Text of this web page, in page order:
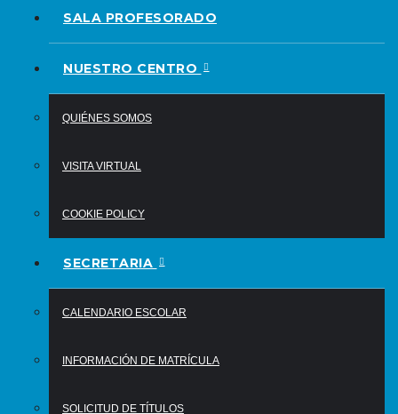
SALA PROFESORADO
NUESTRO CENTRO
QUIÉNES SOMOS
VISITA VIRTUAL
COOKIE POLICY
SECRETARIA
CALENDARIO ESCOLAR
INFORMACIÓN DE MATRÍCULA
SOLICITUD DE TÍTULOS